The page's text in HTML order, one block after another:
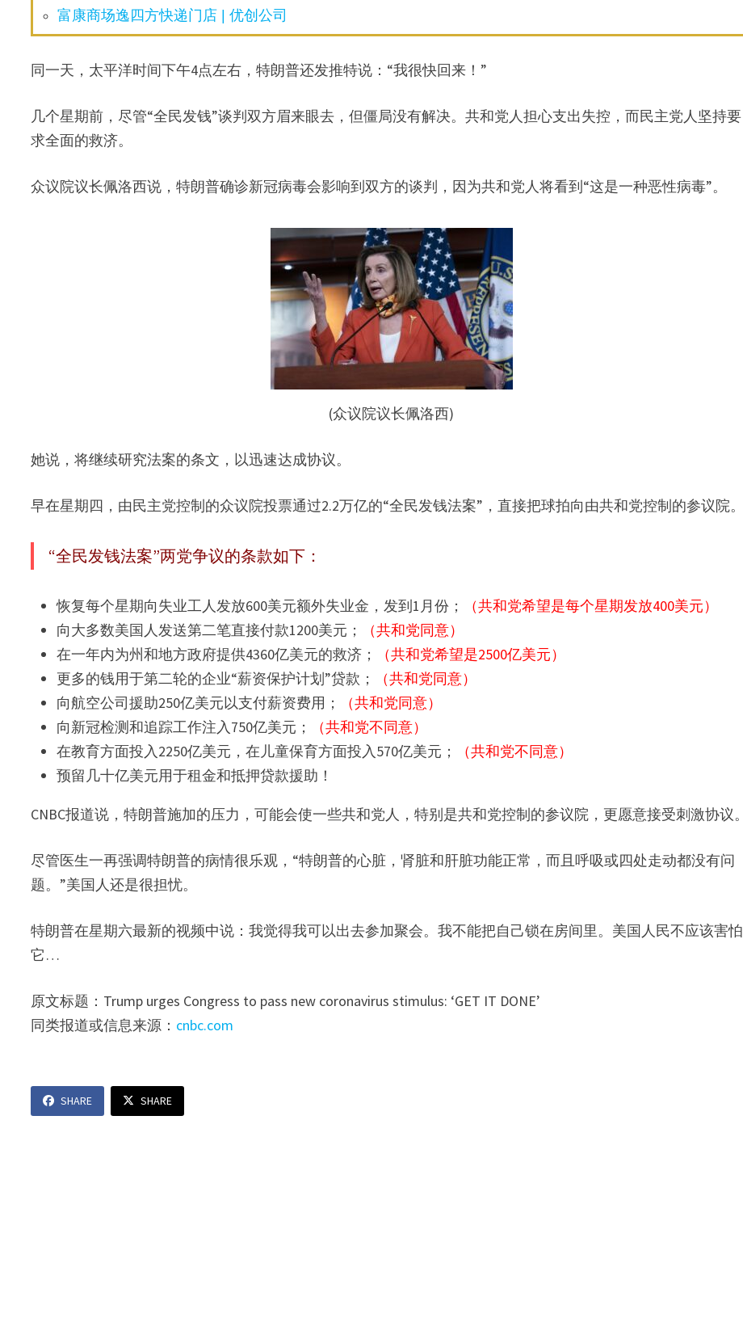
富康商场逸四方快递门店 | 优创公司
同一天，太平洋时间下午4点左右，特朗普还发推特说：“我很快回来！”
几个星期前，尽管“全民发钱”谈判双方眉来眼去，但僵局没有解决。共和党人担心支出失控，而民主党人坚持要
求全面的救济。
众议院议长佩洛西说，特朗普确诊新冠病毒会影响到双方的谈判，因为共和党人将看到“这是一种恶性病毒”。
(众议院议长佩洛西)
她说，将继续研究法案的条文，以迅速达成协议。
早在星期四，由民主党控制的众议院投票通过2.2万亿的“全民发钱法案”，直接把球拍向由共和党控制的参议院。
“全民发钱法案”两党争议的条款如下：
恢复每个星期向失业工人发放600美元额外失业金，发到1月份；
（共和党希望是每个星期发放400美元）
向大多数美国人发送第二笔直接付款1200美元；
（共和党同意）
在一年内为州和地方政府提供4360亿美元的救济；
（共和党希望是2500亿美元）
更多的钱用于第二轮的企业“薪资保护计划”贷款；
（共和党同意）
向航空公司援助250亿美元以支付薪资费用；
（共和党同意）
向新冠检测和追踪工作注入750亿美元；
（共和党不同意）
在教育方面投入2250亿美元，在儿童保育方面投入570亿美元；
（共和党不同意）
预留几十亿美元用于租金和抵押贷款援助！
CNBC报道说，特朗普施加的压力，可能会使一些共和党人，特别是共和党控制的参议院，更愿意接受刺激协议。
尽管医生一再强调特朗普的病情很乐观，“特朗普的心脏，肾脏和肝脏功能正常，而且呼吸或四处走动都没有问
题。”美国人还是很担忧。
特朗普在星期六最新的视频中说：我觉得我可以出去参加聚会。我不能把自己锁在房间里。美国人民不应该害怕
它…
原文标题：Trump urges Congress to pass new coronavirus stimulus: ‘GET IT DONE’
同类报道或信息来源： cnbc.com
SHARE SHARE